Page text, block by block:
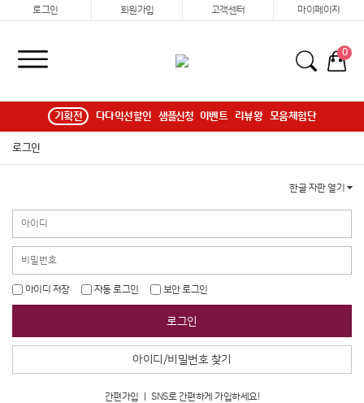
로그인 회원가입 고객센터 마이페이지
0
기획전 다다익선할인 샘플신청 이벤트 리뷰왕 모움체험단
로그인
한글 자판 열기
아이디 저장 자동 로그인 보안 로그인
로그인
아이디/비밀번호 찾기
간편가입 ㅣ SNS로 간편하게 가입하세요!